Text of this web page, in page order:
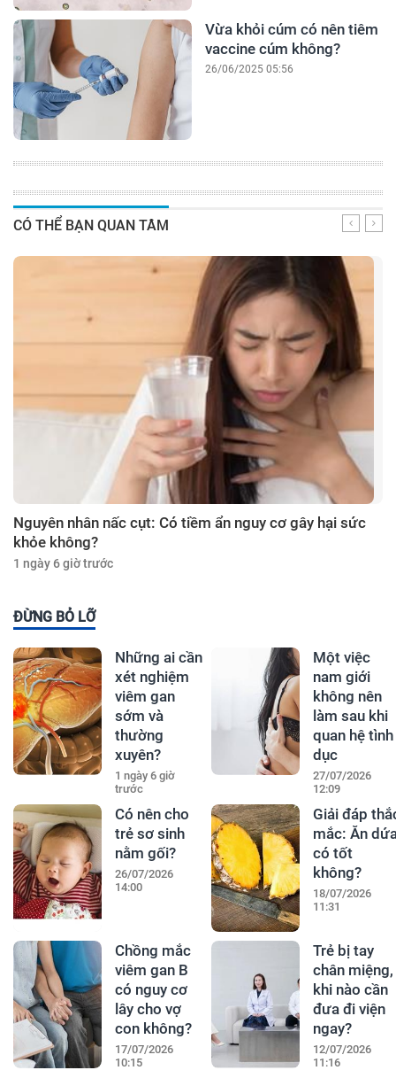
Vừa khỏi cúm có nên tiêm
vaccine cúm không?
26/06/2025 05:56
CÓ THỂ BẠN QUAN TÂM
Nguyên nhân nấc cụt: Có tiềm ẩn nguy cơ gây hại sức
khỏe không?
1 ngày 6 giờ trước
ĐỪNG BỎ LỠ
Những ai cần
xét nghiệm
viêm gan
sớm và
thường
xuyên?
1 ngày 6 giờ
trước
Một việc
nam giới
không nên
làm sau khi
quan hệ tình
dục
27/07/2026
12:09
Có nên cho
trẻ sơ sinh
nằm gối?
26/07/2026
14:00
Giải đáp
mắc: Ăn
có tốt
không?
18/07/2026
11:31
Chồng mắc
viêm gan B
có nguy cơ
lây cho vợ
con không?
17/07/2026
10:15
Trẻ bị tay
chân miệng,
khi nào cần
đưa đi viện
ngay?
12/07/2026
11:16